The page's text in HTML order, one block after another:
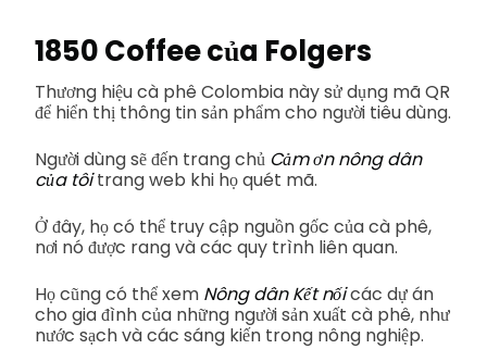
1850 Coffee của Folgers
Thương hiệu cà phê Colombia này sử dụng mã QR
để hiển thị thông tin sản phẩm cho người tiêu dùng.
Người dùng sẽ đến trang chủ Cảm ơn nông dân
của tôitrang web khi họ quét mã.
Ở đây, họ có thể truy cập nguồn gốc của cà phê,
nơi nó được rang và các quy trình liên quan.
Họ cũng có thể xem Nông dân Kết nốicác dự án
cho gia đình của những người sản xuất cà phê, như
nước sạch và các sáng kiến trong nông nghiệp.